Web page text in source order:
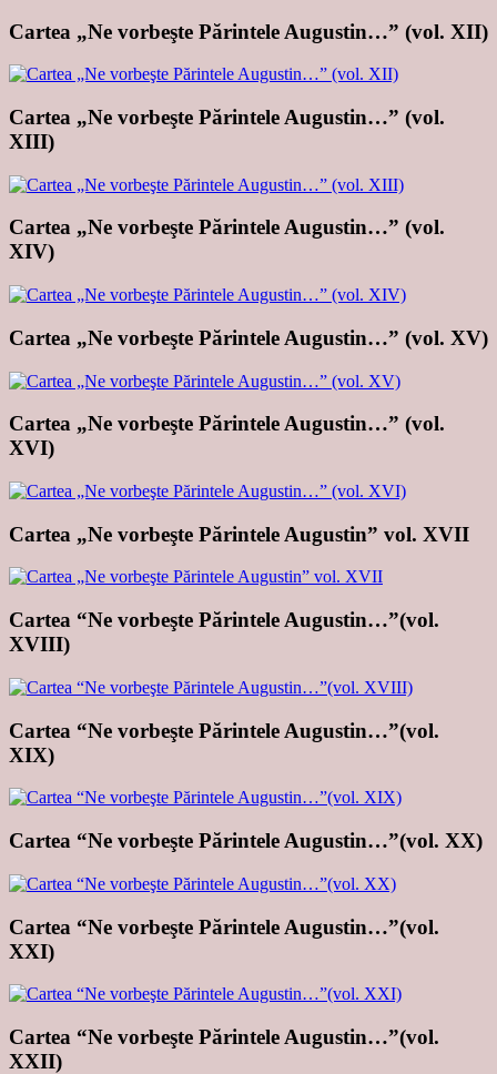
Cartea „Ne vorbeşte Părintele Augustin…” (vol. XII)
Cartea „Ne vorbeşte Părintele Augustin…” (vol.
XIII)
Cartea „Ne vorbeşte Părintele Augustin…” (vol.
XIV)
Cartea „Ne vorbeşte Părintele Augustin…” (vol. XV)
Cartea „Ne vorbeşte Părintele Augustin…” (vol.
XVI)
Cartea „Ne vorbeşte Părintele Augustin” vol. XVII
Cartea “Ne vorbeşte Părintele Augustin…”(vol.
XVIII)
Cartea “Ne vorbeşte Părintele Augustin…”(vol.
XIX)
Cartea “Ne vorbeşte Părintele Augustin…”(vol. XX)
Cartea “Ne vorbeşte Părintele Augustin…”(vol.
XXI)
Cartea “Ne vorbeşte Părintele Augustin…”(vol.
XXII)